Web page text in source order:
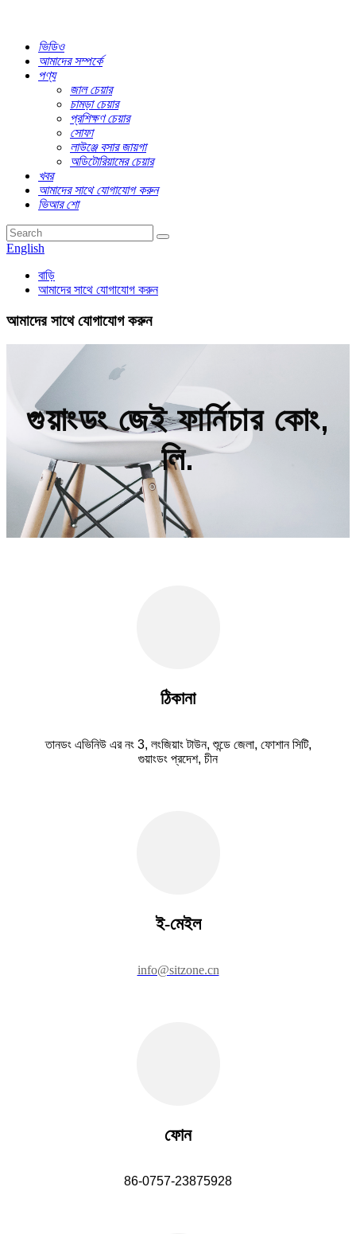
ভিডিও
আমাদের সম্পর্কে
পণ্য
জাল চেয়ার
চামড়া চেয়ার
প্রশিক্ষণ চেয়ার
সোফা
লাউঞ্জে বসার জায়গা
অডিটোরিয়ামের চেয়ার
খবর
আমাদের সাথে যোগাযোগ করুন
ভিআর শো
English
বাড়ি
আমাদের সাথে যোগাযোগ করুন
আমাদের সাথে যোগাযোগ করুন
গুয়াংডং জেই ফার্নিচার কোং,
লি.
ঠিকানা
তানডং এভিনিউ এর নং 3, লংজিয়াং টাউন, শুন্ডে জেলা, ফোশান সিটি,
গুয়াংডং প্রদেশ, চীন
ই-মেইল
info@sitzone.cn
ফোন
86-0757-23875928